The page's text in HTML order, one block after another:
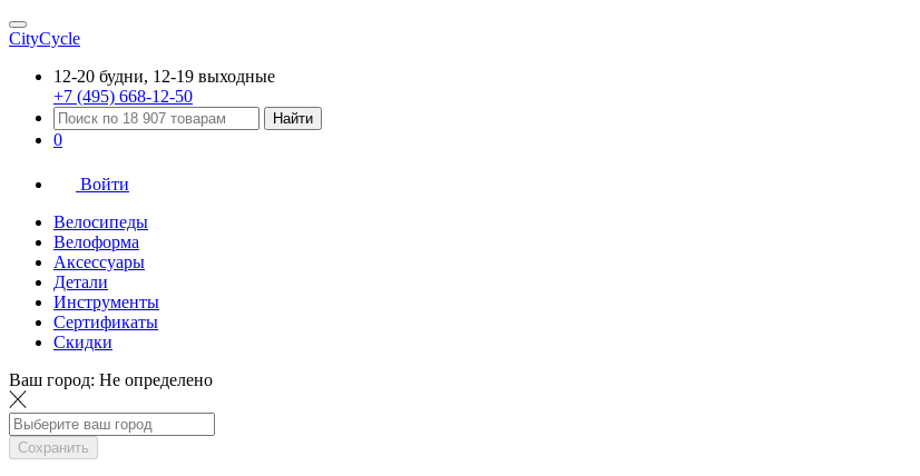
CityCycle
12-20 будни, 12-19 выходные
+7 (495) 668-12-50
Найти
0
Войти
Велосипеды
Велоформа
Аксессуары
Детали
Инструменты
Сертификаты
Скидки
Ваш город: Не определено
Сохранить